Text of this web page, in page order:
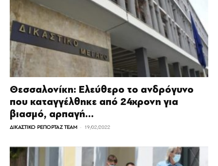
Θεσσαλονίκη: Ελεύθερο το ανδρόγυνο
που καταγγέλθηκε από 24χρονη για
βιασμό, αρπαγή...
ΔΙΚΑΣΤΙΚΟ ΡΕΠΟΡΤΑΖ TEAM - 19/02/2022